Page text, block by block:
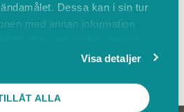
Dessa kan i sin tur
med annan information
Visa detaljer
ALLA